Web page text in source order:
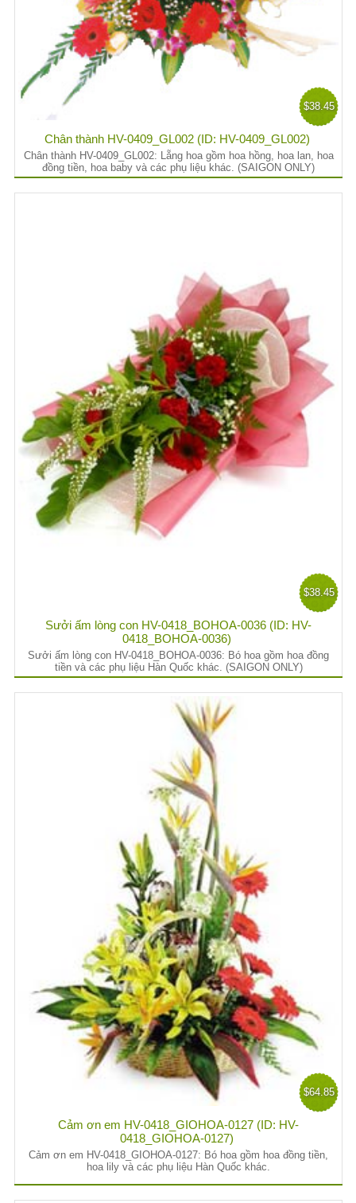
$38.45
Chân thành HV-0409_GL002 (ID: HV-0409_GL002)
Chân thành HV-0409_GL002: Lẵng hoa gồm hoa hồng, hoa lan, hoa
đồng tiền, hoa baby và các phụ liệu khác. (SAIGON ONLY)
$38.45
Sưởi ấm lòng con HV-0418_BOHOA-0036 (ID: HV-
0418_BOHOA-0036)
Sưởi ấm lòng con HV-0418_BOHOA-0036: Bó hoa gồm hoa đồng
tiền và các phụ liệu Hàn Quốc khác. (SAIGON ONLY)
$64.85
Cảm ơn em HV-0418_GIOHOA-0127 (ID: HV-
0418_GIOHOA-0127)
Cảm ơn em HV-0418_GIOHOA-0127: Bó hoa gồm hoa đồng tiền,
hoa lily và các phụ liệu Hàn Quốc khác.